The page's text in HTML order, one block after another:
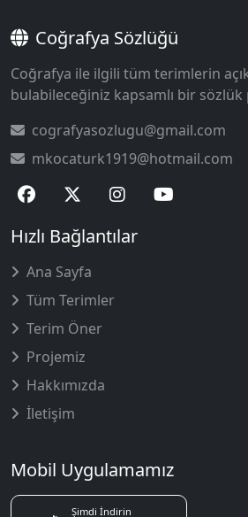
Coğrafya Sözlüğü
Coğrafya ile ilgili tüm terimlerin
bulabileceğiniz kapsamlı bir
cografyasozlugu@gmail.com
mkocaturk1919@hotmail.com
Hızlı Bağlantılar
Ana Sayfa
Tüm Terimler
Terim Öner
Projemiz
Hakkımızda
İletişim
Mobil Uygulamamız
Şimdi İndirin